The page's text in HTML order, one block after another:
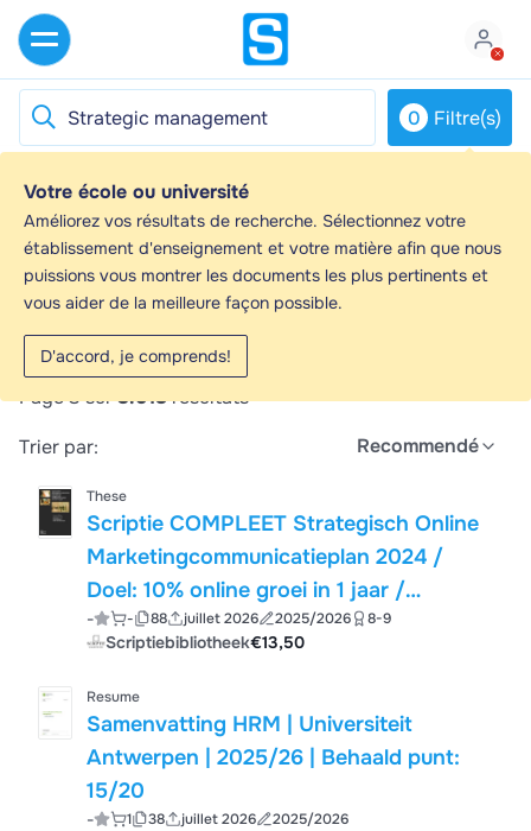
0 Filtre(s)
Votre école ou université
Améliorez vos résultats de recherche. Sélectionnez votre
établissement d'enseignement et votre matière afin que nous
puissions vous montrer les documents les plus pertinents et
vous aider de la meilleure façon possible.
D'accord, je comprends!
Strategic management - Guides d'étude,
Notes de cours & Résumés
Vous recherchez les meilleurs guides d'étude, notes
d'étude et résumés sur Strategic management ? Sur
cette page, vous trouverez 3018 documents pour vous
aider à réviser pour Strategic management.
Page 3 sur3.018résultats
Trier par:
Recommendé
These
Scriptie COMPLEET Strategisch Online
Marketingcommunicatieplan 2024 /
Doel: 10% online groei in 1 jaar /
Hogeschool Utrecht - Retail
Management en Ondernemerschap -
Geslaagd cijfer 8.4
- - 88 juillet 2026 2025/2026 8-9
Scriptiebibliotheek€13,50
Resume
Samenvatting HRM | Universiteit
Antwerpen | 2025/26 | Behaald punt:
15/20
- 1 38 juillet 2026 2025/2026